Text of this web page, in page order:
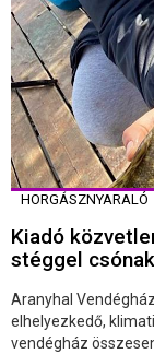
HORGÁSZNYARALÓ
Kiadó
stéggel
Aranyhal
elhelyezkedő,
vendégház